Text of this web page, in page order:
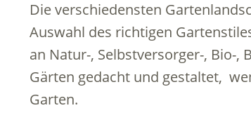
Die verschiedensten
Auswahl des richtigen
an Natur-, Selbstversorger-, Bio-,
Gärten gedacht und gestaltet,
Garten.